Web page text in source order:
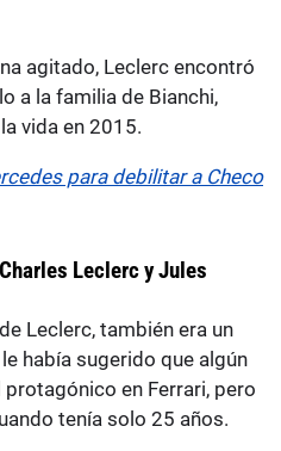
agitado, Leclerc encontró
a la familia de Bianchi,
vida en 2015.
para debilitar a Checo
Leclerc y Jules
Leclerc, también era un
había sugerido que algún
en Ferrari, pero
tenía solo 25 años.